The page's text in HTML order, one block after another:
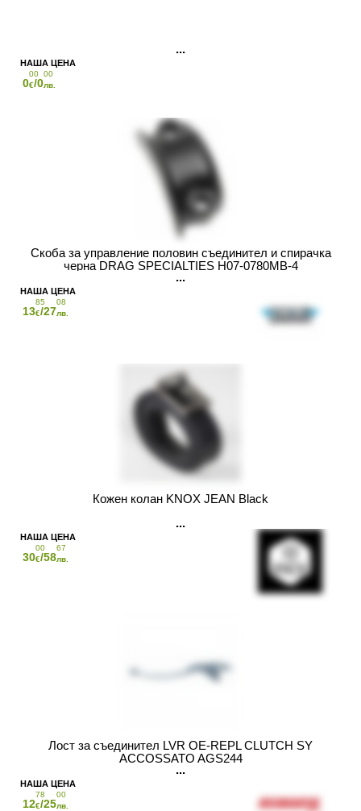
0
00
€/0
00
лв.
Скоба за управление половин съединител и спирачка
черна DRAG SPECIALTIES H07-0780MB-4
13
85
€/27
08
лв.
Кожен колан KNOX JEAN Black
30
00
€/58
67
лв.
Лост за съединител LVR OE-REPL CLUTCH SY
ACCOSSATO AGS244
12
78
€/25
00
лв.